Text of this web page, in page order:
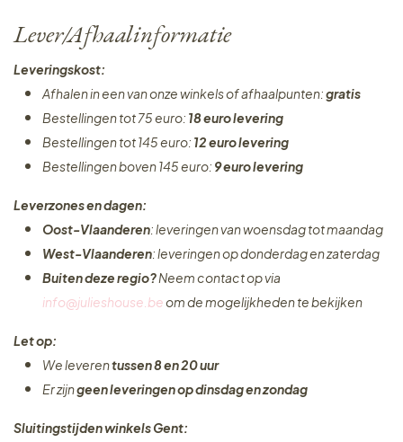
Lever/Afhaalinformatie
Leveringskost:
Afhalen in een van onze winkels of afhaalpunten:gratis
Bestellingen tot 75 euro: 18 euro levering
Bestellingen tot 145 euro: 12 euro levering
Bestellingen boven 145 euro: 9 euro levering
Leverzones en dagen:
Oost-Vlaanderen: leveringen van woensdag tot maandag
West-Vlaanderen: leveringen op donderdag en zaterdag
Buiten deze regio?Neem contact op via
info@julieshouse.beom de mogelijkheden te bekijken
Let op:
We leverentussen 8 en 20 uur
Er zijngeen leveringenop dinsdag en zondag
Sluitingstijden winkels Gent: